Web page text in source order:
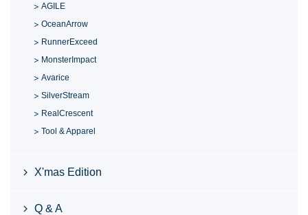
AGILE
OceanArrow
RunnerExceed
MonsterImpact
Avarice
SilverStream
RealCrescent
Tool & Apparel
X'mas Edition
Q & A